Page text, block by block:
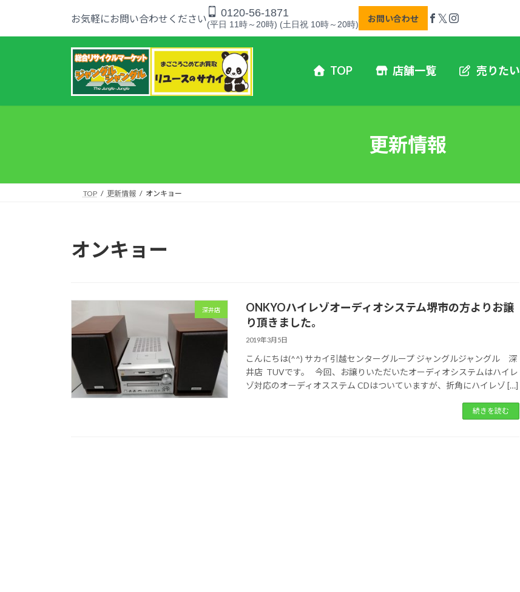
テ
キ
ゲ
に
お気軽にお問い合わせください 0120-56-1871
(平日 11時～20時) (土日祝 10時～20時)
お問い合わせ 𝕏
TOP 店舗一覧 売りたい
更新情報
TOP 更新情報 オンキョー
オンキョー
深井店
ONKYOハイレゾオーディオシステム堺市の方よりお譲
り頂きました。
2019年3月5日
こんにちは(^^) サカイ引越センターグループ ジャングルジャングル 深
井店 TUVです。 今回、お譲りいただいたオーディオシステムはハイレ
ゾ対応のオーディオスステム CDはついていますが、折角にハイレゾ […]
続きを読む